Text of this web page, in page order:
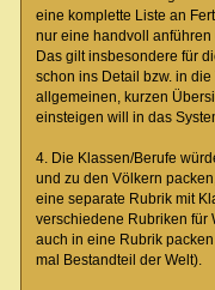
eine komplette Liste an
nur eine handvoll
Das gilt insbesondere für
schon ins Detail bzw. in
allgemeinen, kurzen
einsteigen will in das
4. Die Klassen/Berufe
und zu den Völkern
eine separate Rubrik mit
verschiedene Rubriken für
auch in eine Rubrik
mal Bestandteil der Welt).